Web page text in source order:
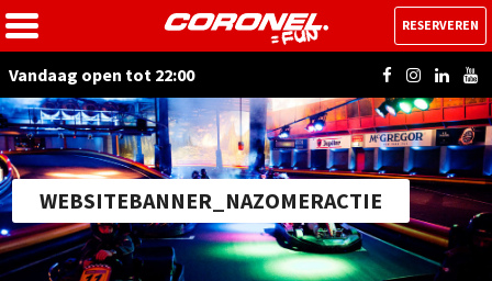
Vandaag open tot 22:00
RESERVEREN
WEBSITEBANNER_NAZOMERACTIE